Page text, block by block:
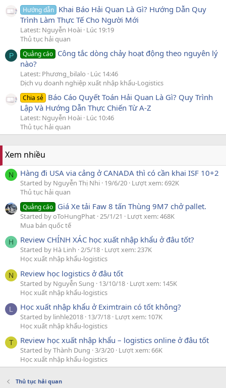
Hướng dẫn Khai Báo Hải Quan Là Gì? Hướng Dẫn Quy
Trình Làm Thực Tế Cho Người Mới
Latest: Nguyễn Hoài Lúc 19:19
Thủ tục hải quan
P Quảng cáo Công tắc dòng chảy hoạt động theo nguyên lý
nào?
Latest: Phương_bilalo
Lúc 14:46
Dịch vụ doanh nghiệp xuất nhập khẩu-Logistics
Chia sẻ Báo Cáo Quyết Toán Hải Quan Là Gì? Quy Trình
Lập Và Hướng Dẫn Thực Chiến Từ A-Z
Latest: Nguyễn Hoài Lúc 10:46
Thủ tục hải quan
Xem nhiều
N Hàng đi USA via cảng ở CANADA thì có cần khai ISF 10+2
Started by Nguyễn Thị Nhi 19/6/20 Lượt xem: 692K
Thủ tục hải quan
Quảng cáo Giá Xe tải Faw 8 tấn Thùng 9M7 chở pallet.
Started by oToHungPhat 25/1/21
Lượt xem: 468K
Mua bán quốc tế
H Review CHÍNH XÁC học xuất nhập khẩu ở đâu tốt?
Started by Hà Linh 2/5/18 Lượt xem: 237K
Học xuất nhập khẩu-logistics
N Review học logistics ở đâu tốt
Started by Nguyễn Sung 13/10/18 Lượt xem: 145K
Học xuất nhập khẩu-logistics
L Học xuất nhập khẩu ở Eximtrain có tốt không?
Started by linhle2018 13/7/18 Lượt xem: 107K
Học xuất nhập khẩu-logistics
T Review học xuất nhập khẩu – logistics online ở đâu tốt
Started by Thành Dung 3/3/20 Lượt xem: 66K
Học xuất nhập khẩu-logistics
Thủ tục hải quan